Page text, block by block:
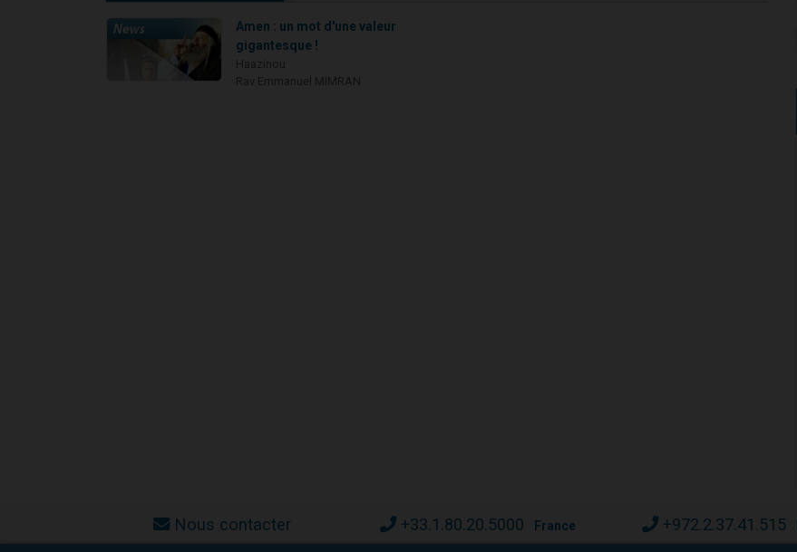
Amen : un mot d'une valeur
gigantesque !
Nous contacter +33.1.80.20.5000 France +972.2.37.41.515